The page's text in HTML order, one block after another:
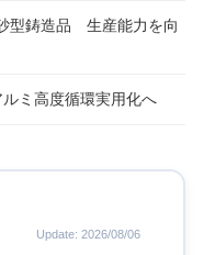
型鋳造品 生産能力を向
ミ高度循環実用化へ
Update: 2026/08/06